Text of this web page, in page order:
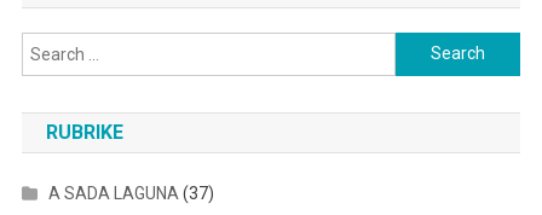
Search
for:
RUBRIKE
A SADA LAGUNA (37)